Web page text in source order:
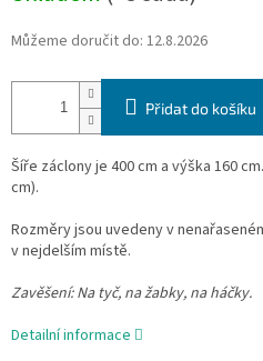
Můžeme doručit do: 12.8.2026
Přidat do košíku
Šíře záclony je 400 cm a výška 160
cm).
Rozměry jsou uvedeny v
v nejdelším místě.
Zavěšení:Na tyč, na žabky, na háčky.
Detailní informace